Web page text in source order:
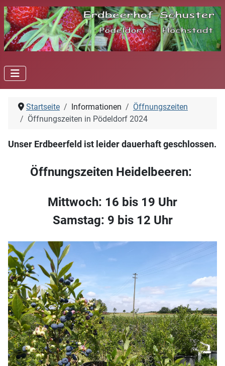
Startseite Informationen
Öffnungszeiten
Öffnungszeiten in Pödeldorf 2024
Unser Erdbeerfeld ist leider dauerhaft geschlossen.
Öffnungszeiten Heidelbeeren:
Mittwoch: 16 bis 19 Uhr
Samstag: 9 bis 12 Uhr